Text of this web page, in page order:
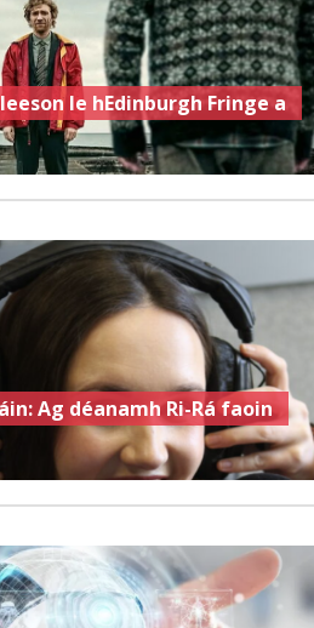
le hEdinburgh Fringe a
Ag déanamh Ri-Rá faoin